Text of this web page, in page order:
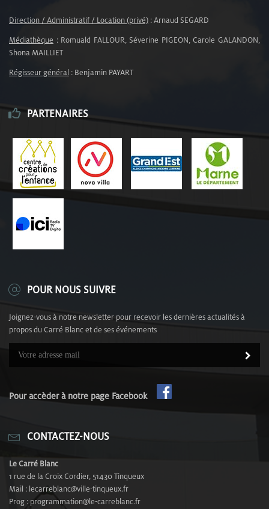
Direction / Administratif / Location (privé) : Arnaud SEGARD
Médiathèque : Romuald FALLOUR, Séverine PIGEON, Carole GALANDON,
Shona MAILLIET
Régisseur général : Benjamin PAYART
PARTENAIRES
POUR NOUS SUIVRE
Joignez-vous à notre newsletter pour recevoir les dernières actualités à
propos du Carré Blanc et de ses événements
Pour accèder à notre page Facebook
CONTACTEZ-NOUS
Le Carré Blanc
1 rue de la Croix Cordier, 51430 Tinqueux
Mail : lecarreblanc@ville-tinqueux.fr
Prog : programmation@le-carreblanc.fr